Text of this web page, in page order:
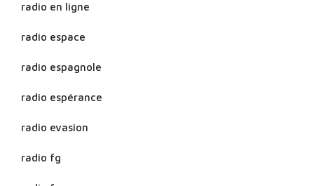
radio en ligne
radio espace
radio espagnole
radio espérance
radio evasion
radio fg